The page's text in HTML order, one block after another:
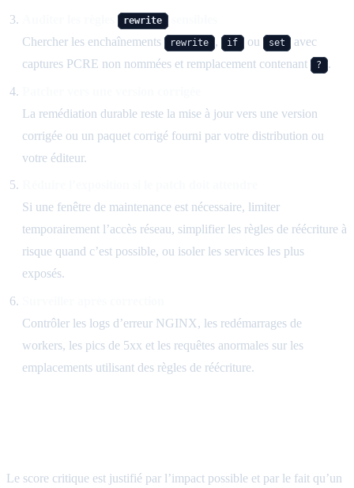
rewrite sensibles
Chercher les enchaînements
rewrite , if ou set
avec
captures PCRE non nommées et remplacement contenant
? .
La remédiation durable reste la mise à jour vers une version
corrigée ou un paquet corrigé fourni par votre distribution ou
votre éditeur.
Si une fenêtre de maintenance est nécessaire, limiter
temporairement l’accès réseau, simplifier les règles de réécriture à
risque quand c’est possible, ou isoler les services les plus
exposés.
Contrôler les logs d’erreur NGINX, les redémarrages de
workers, les pics de 5xx et les requêtes anormales sur les
emplacements utilisant des règles de réécriture.
Le score critique est justifié par l’impact possible et par le fait qu’un